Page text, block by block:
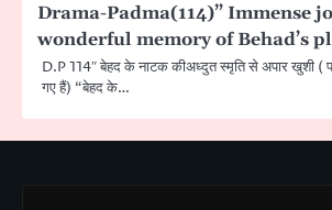
Drama-Padma(114)” Immense
wonderful memory of Behad’s
D.P 114″ बेहद के नाटक कीअध्दुत स्मृति से अपार खुशी (
गए हैं) “बेहद के…